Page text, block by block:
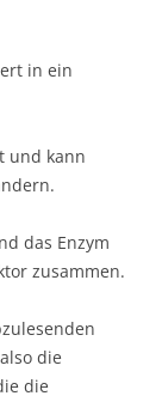
in ein
und kann
das Enzym
zusammen.
die
die